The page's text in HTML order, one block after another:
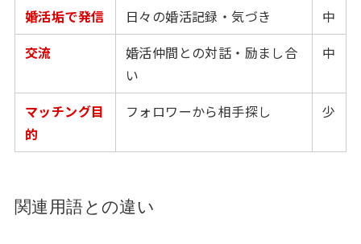
婚活垢で発信
日々の婚活記録・気づき
中
交流
婚活仲間との対話・励まし合
い
中
マッチング目
的
フォロワーから相手探し 少
関連用語との違い